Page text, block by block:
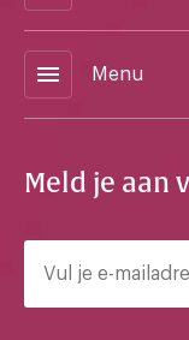
menu Menu
Meld je aan